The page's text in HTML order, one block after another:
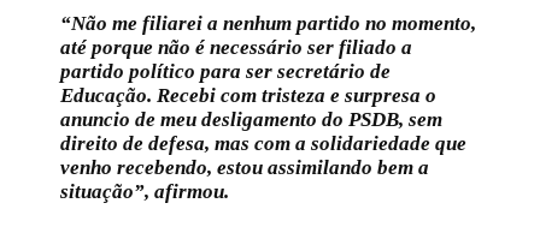
“Não me filiarei a nenhum partido no momento,
até porque não é necessário ser filiado a
partido político para ser secretário de
Educação. Recebi com tristeza e surpresa o
anuncio de meu desligamento do PSDB, sem
direito de defesa, mas com a solidariedade que
venho recebendo, estou assimilando bem a
situação”, afirmou.